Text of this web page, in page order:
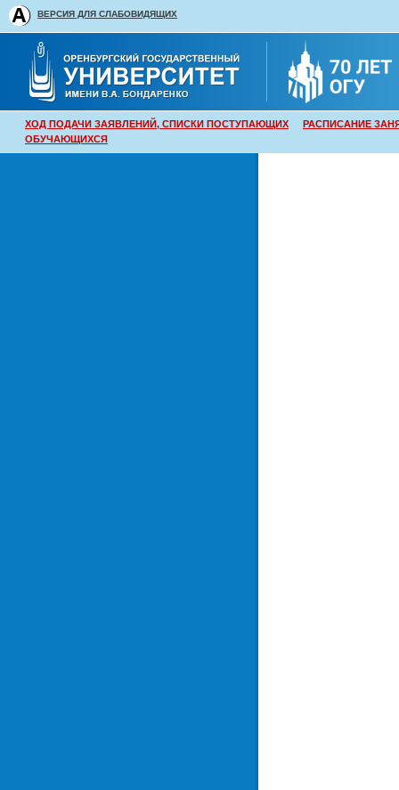
ВЕРСИЯ ДЛЯ СЛАБОВИДЯЩИХ
ХОД ПОДАЧИ ЗАЯВЛЕНИЙ, СПИСКИ ПОСТУПАЮЩИХ
РАСПИСАНИЕ
ОБУЧАЮЩИХСЯ